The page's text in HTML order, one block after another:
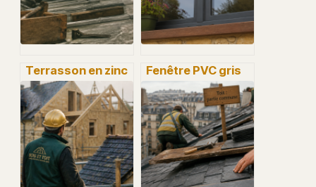
Terrasson en zinc
: pourquoi cette
solution est
indispensable
pour les toitures à
faible pente
Fenêtre PVC gris
anthracite : alliez
design moderne,
isolation Uw 1,2 et
sécurité
renforcée